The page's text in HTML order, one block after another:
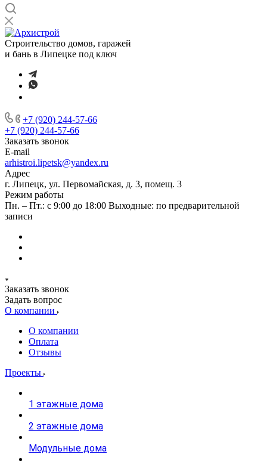
Строительство домов, гаражей
и бань в Липецке под ключ
+7 (920) 244-57-66
+7 (920) 244-57-66
Заказать звонок
E-mail
arhistroi.lipetsk@yandex.ru
Адрес
г. Липецк, ул. Первомайская, д. 3, помещ. 3
Режим работы
Пн. – Пт.: с 9:00 до 18:00 Выходные: по предварительной
записи
Заказать звонок
Задать вопрос
О компании
О компании
Оплата
Отзывы
Проекты
1 этажные дома
2 этажные дома
Модульные дома